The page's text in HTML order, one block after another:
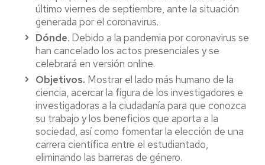
último viernes de septiembre, ante la situación
generada por el coronavirus.
Dónde. Debido a la pandemia por coronavirus se
han cancelado los actos presenciales y se
celebrará en versión online.
Objetivos. Mostrar el lado más humano de la
ciencia, acercar la figura de los investigadores e
investigadoras a la ciudadanía para que conozca
su trabajo y los beneficios que aporta a la
sociedad, así como fomentar la elección de una
carrera científica entre el estudiantado,
eliminando las barreras de género.